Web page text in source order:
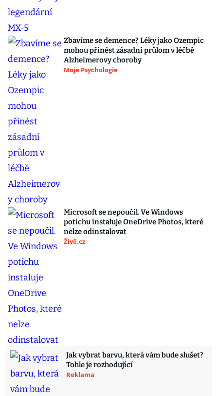
Zbavíme se demence? Léky jako Ozempic
mohou přinést zásadní průlom v léčbě
Alzheimerovy choroby
Moje Psychologie
Microsoft se nepoučil. Ve Windows
potichu instaluje OneDrive Photos, které
nelze odinstalovat
Živě.cz
Jak vybrat barvu, která vám bude slušet?
Tohle je rozhodující
Reklama